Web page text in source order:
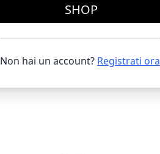
SHOP
Non hai un account? Registrati ora